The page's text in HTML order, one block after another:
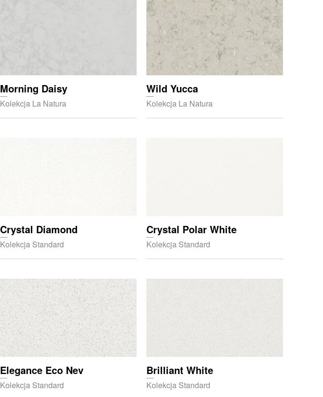
Morning Daisy
Kolekcja La Natura
Wild Yucca
Kolekcja La Natura
Crystal Diamond
Kolekcja Standard
Crystal Polar White
Kolekcja Standard
Elegance Eco Nev
Kolekcja Standard
Brilliant White
Kolekcja Standard